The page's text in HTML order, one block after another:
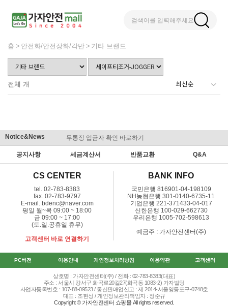
검색어를 입력해주세요
홈 안전화/안전장화/각반 기타 브랜드
전체 개
Notice&News 무통장 입금자 확인 바로하기
공지사항 세금계산서 반품교환 Q&A
CS CENTER
tel. 02-783-8383
fax. 02-783-9797
E-mail. bdenc@naver.com
평일 월~목 09:00 ~ 18:00
금 09:00 ~ 17:00
(토.일.공휴일 휴무)
고객센터 바로 연결하기
BANK INFO
국민은행 816901-04-198109
NH농협은행 301-0140-6735-11
기업은행 221-371433-04-017
신한은행 100-029-662730
우리은행 1005-702-598613
예금주 : 가자안전센터(주)
PC버전 이용안내 개인정보처리방침 이용약관 고객센터
상호명 : 가자안전센터(주) / 전화 : 02-783-8383(대표)
주소 : 서울시 강서구 화곡로20길27(화곡동 1083-2) 가자빌딩
사업자등록번호 : 107-88-09523 / 통신판매업신고 : 제 2014-서울영등포구-0748호
대표 : 조현성 / 개인정보관리책임자 : 정준규
Copyright © 가자안전센터 쇼핑몰 All rights reserved.